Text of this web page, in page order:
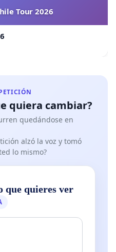
Tour 2026
quiera cambiar?
quedándose en
alzó la voz y tomó
lo mismo?
que quieres ver